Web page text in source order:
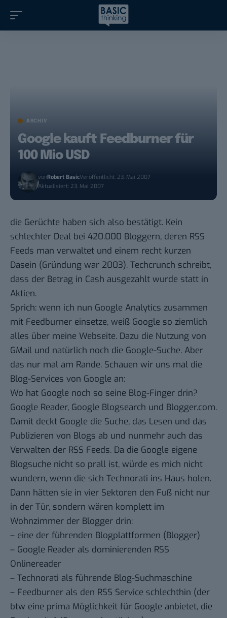
ARCHIV
Google kauft Feedburner für
100 Mio USD
vonRobert BasicVeröffentlicht: 23. Mai 2007
Aktualisiert: 23. Mai 2007
die Gerüchte haben sich also bestätigt. Kein
schlechter Deal bei 420.000 Bloggern, deren RSS
Feeds man verwaltet und einem recht kurzen
Dasein (Gründung war 2003). Techcrunch schreibt,
dass der Betrag in Cash ausgezahlt wurde statt in
Aktien.
Sprich: wenn ich nun Google Analytics zusammen
mit Feedburner einsetze, weiß Google so ziemlich
alles über meine Webseite. Dazu die Nutzung von
GMail und natürlich noch die Google-Suche. Aber
das nur mal am Rande. Schauen wir uns mal die
Blog-Services von Google an:
Wo hat Google noch so seine Blog-Finger drin?
Google Reader, Google Blogsearch und Blogger.com.
Damit deckt Google die Suche, das Lesen und das
Publizieren von Blogs ab und nunmehr auch das
Verwalten der RSS Feeds. Da die Google eigene
Blogsuche nicht so prall ist, würde es mich nicht
wundern, wenn die sich Technorati ins Haus holen.
Dann hätten sie in vier Sektoren den Fuß nicht nur
in der Tür, sondern wären komplett im
Wohnzimmer der Blogger drin:
– eine der führenden Blogplattformen (Blogger)
– Google Reader als dominierenden RSS
Onlinereader
– Technorati als führende Blog-Suchmaschine
– Feedburner als den RSS Service schlechthin (der
btw eine prima Möglichkeit für Google anbietet, die